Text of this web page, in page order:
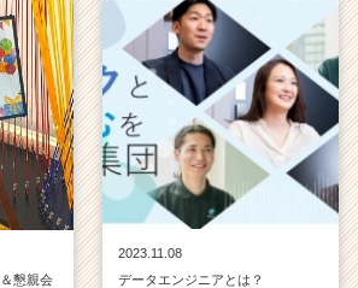
懇親会
2023.11.08
データエンジニアとは？